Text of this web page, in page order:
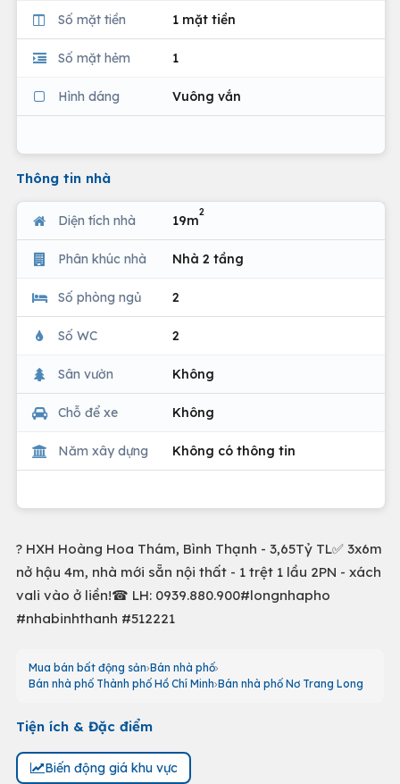
Số mặt tiền 1 mặt tiền
Số mặt hẻm 1
Hình dáng Vuông vắn
Thông tin nhà
Diện tích nhà 19m
2
Phân khúc nhà Nhà 2 tầng
Số phòng ngủ 2
Số WC 2
Sân vườn Không
Chỗ để xe Không
Năm xây dựng Không có thông tin
? HXH Hoàng Hoa Thám, Bình Thạnh - 3,65Tỷ TL✅ 3x6m
nở hậu 4m, nhà mới sẵn nội thất - 1 trệt 1 lầu 2PN - xách
vali vào ở liền!☎ LH: 0939.880.900#longnhapho
#nhabinhthanh #512221
Mua bán bất động sản Bán nhà phố
Bán nhà phố Thành phố Hồ Chí Minh Bán nhà phố Nơ Trang Long
Tiện ích & Đặc điểm
Biến động giá khu vực